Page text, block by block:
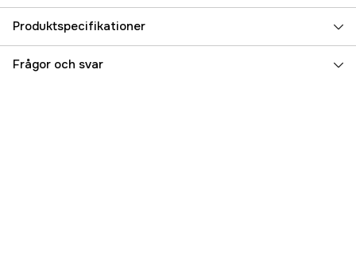
Produktspecifikationer
Referensnummer 5000021531
Frågor och svar